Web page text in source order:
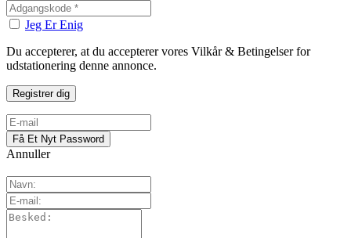
Jeg Er Enig
Du accepterer, at du accepterer vores Vilkår & Betingelser for
udstationering denne annonce.
Annuller